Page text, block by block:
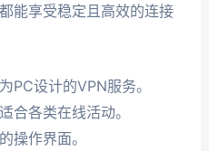
能享受稳定且高效的连接
PC设计的VPN服务。
合各类在线活动。
操作界面。